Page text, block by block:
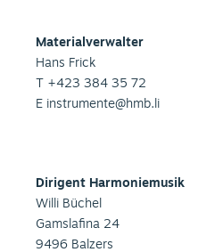
Materialverwalter
Hans Frick
T +423 384 35 72
E instrumente@hmb.li
Dirigent Harmoniemusik
Willi Büchel
Gamslafina 24
9496 Balzers